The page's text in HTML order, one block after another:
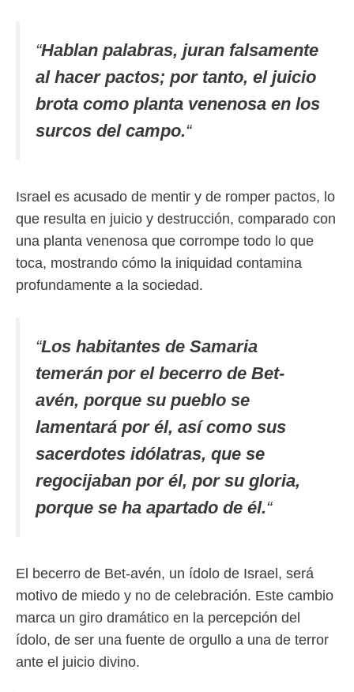
“Hablan palabras, juran falsamente
al hacer pactos; por tanto, el juicio
brota como planta venenosa en los
surcos del campo.“
Israel es acusado de mentir y de romper pactos, lo
que resulta en juicio y destrucción, comparado con
una planta venenosa que corrompe todo lo que
toca, mostrando cómo la iniquidad contamina
profundamente a la sociedad.
“Los habitantes de Samaria
temerán por el becerro de Bet-
avén, porque su pueblo se
lamentará por él, así como sus
sacerdotes idólatras, que se
regocijaban por él, por su gloria,
porque se ha apartado de él.“
El becerro de Bet-avén, un ídolo de Israel, será
motivo de miedo y no de celebración. Este cambio
marca un giro dramático en la percepción del
ídolo, de ser una fuente de orgullo a una de terror
ante el juicio divino.